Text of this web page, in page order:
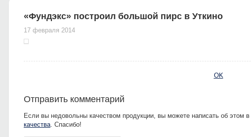
«Фундэкс» построил большой пирс в Уткино
17 февраля 2014
OK
Отправить комментарий
Если вы недовольны качеством продукции, вы можете написать об этом в
качества. Спасибо!